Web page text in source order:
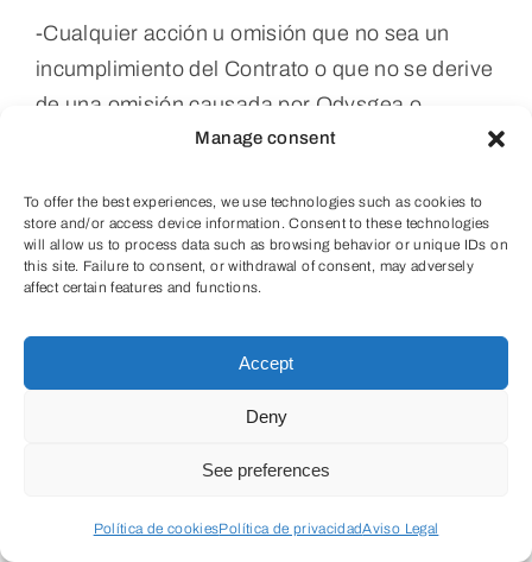
Manage consent
To offer the best experiences, we use technologies such as cookies to
store and/or access device information. Consent to these technologies
will allow us to process data such as browsing behavior or unique IDs on
this site. Failure to consent, or withdrawal of consent, may adversely
affect certain features and functions.
Accept
Deny
See preferences
Política de cookiesPolítica de privacidadAviso Legal
-Cualquier acción u omisión que no sea un
incumplimiento del Contrato o que no se derive
de una omisión causada por Odysgea o
nuestros empleados.
9.2 Viajero:
El Viajero acepta que es responsable de todas
las pérdidas, daños o reclamaciones que
surjan en relación con el Viaje como resultado
de cualquier mala conducta por parte del
En el caso de que se presente una